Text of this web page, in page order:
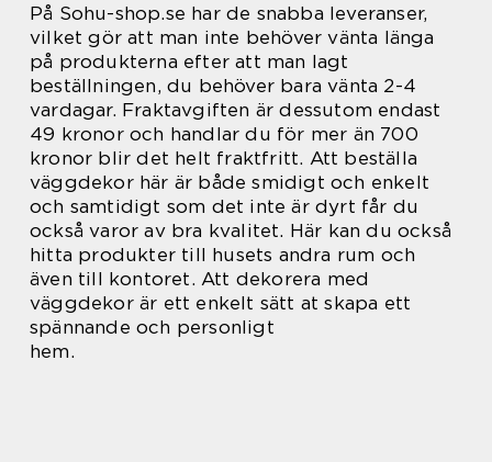
På Sohu-shop.se har de snabba leveranser,
vilket gör att man inte behöver vänta länga
på produkterna efter att man lagt
beställningen, du behöver bara vänta 2-4
vardagar. Fraktavgiften är dessutom endast
49 kronor och handlar du för mer än 700
kronor blir det helt fraktfritt. Att beställa
väggdekor här är både smidigt och enkelt
och samtidigt som det inte är dyrt får du
också varor av bra kvalitet. Här kan du också
hitta produkter till husets andra rum och
även till kontoret. Att dekorera med
väggdekor är ett enkelt sätt at skapa ett
spännande och personligt
hem.